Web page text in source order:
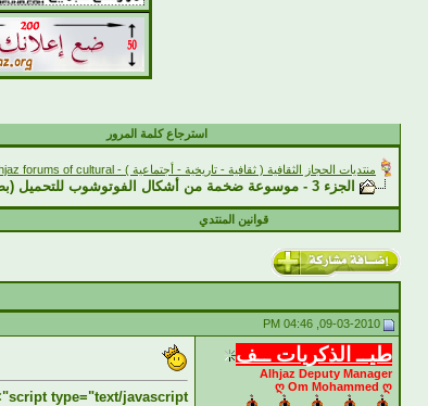
استرجاع كلمة المرور
منتديات الحجاز الثقافية ( ثقافية - تاريخية - أجتماعية ) - alhjaz forums of cultural
الجزء 3 - موسوعة ضخمة من أشكال الفوتوشوب للتحميل (بصور توضيحية للأشكال)
قوانين المنتدي
طيــ الذكريات ــف
Alhjaz Deputy Manager
ღ Om Mohammed ღ
script type="text/javascript">